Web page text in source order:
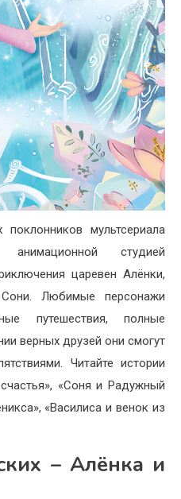
мультсериала
анимационной студией
царевен Алёнки,
Любимые персонажи
путешествия, полные
верных друзей они смогут
Читайте истории
«Соня и Радужный
«Василиса и венок из
– Алёнка и